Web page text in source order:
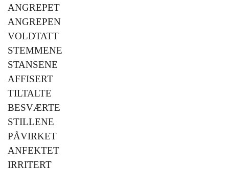
ANGREPET
ANGREPEN
VOLDTATT
STEMMENE
STANSENE
AFFISERT
TILTALTE
BESVÆRTE
STILLENE
PÅVIRKET
ANFEKTET
IRRITERT